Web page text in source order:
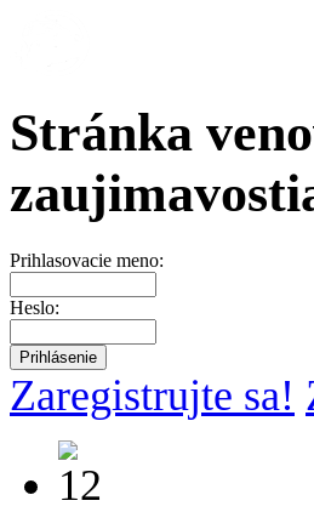
Stránka
Prihlasovacie meno:
Heslo:
Zaregistrujte sa!